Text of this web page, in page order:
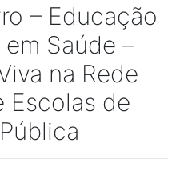
– Educação
Saúde –
na Rede
Escolas de